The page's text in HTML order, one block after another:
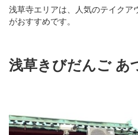
浅草寺エリアは、人気のテイクア
がおすすめです。
浅草きびだんご あ